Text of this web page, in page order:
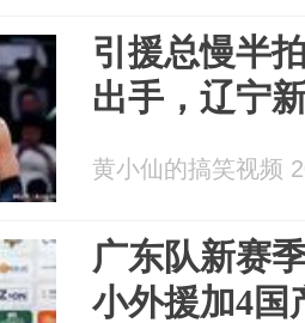
引援总慢半
出手，辽宁
黄小仙的搞笑视频
广东队新赛
小外援加4国